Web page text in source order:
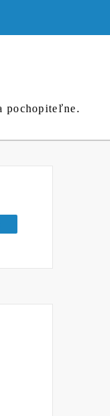
pochopiteľne.